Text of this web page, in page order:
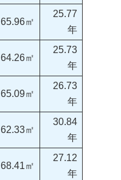
65.96㎡
25.77
年
64.26㎡
25.73
年
65.09㎡
26.73
年
62.33㎡
30.84
年
68.41㎡
27.12
年